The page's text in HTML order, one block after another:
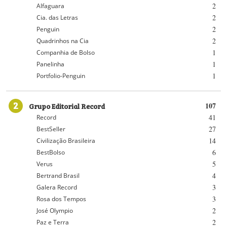
2
Alfaguara
2
Cia. das Letras
2
Penguin
2
Quadrinhos na Cia
1
Companhia de Bolso
1
Panelinha
1
Portfolio-Penguin
2 107
Grupo Editorial Record
41
Record
27
BestSeller
14
Civilização Brasileira
6
BestBolso
5
Verus
4
Bertrand Brasil
3
Galera Record
3
Rosa dos Tempos
2
José Olympio
2
Paz e Terra